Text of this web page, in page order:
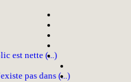
est nette (...)
pas dans (...)